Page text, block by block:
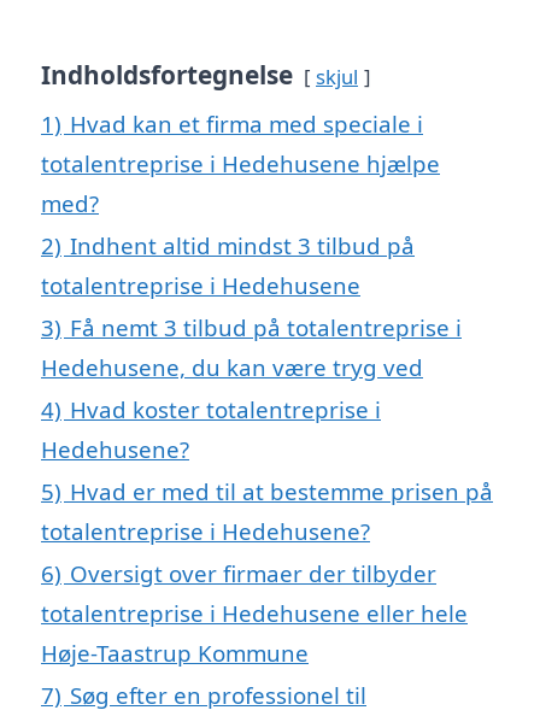
Indholdsfortegnelse skjul
1) Hvad kan et firma med speciale i
totalentreprise i Hedehusene hjælpe
med?
2) Indhent altid mindst 3 tilbud på
totalentreprise i Hedehusene
3) Få nemt 3 tilbud på totalentreprise i
Hedehusene, du kan være tryg ved
4) Hvad koster totalentreprise i
Hedehusene?
5) Hvad er med til at bestemme prisen på
totalentreprise i Hedehusene?
6) Oversigt over firmaer der tilbyder
totalentreprise i Hedehusene eller hele
Høje-Taastrup Kommune
7) Søg efter en professionel til